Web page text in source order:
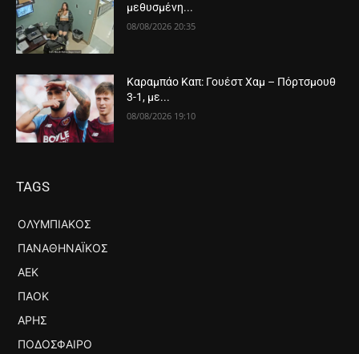
μεθυσμένη...
08/08/2026 20:35
Καραμπάο Καπ: Γουέστ Χαμ – Πόρτσμουθ
3-1, με...
08/08/2026 19:10
TAGS
ΟΛΥΜΠΙΑΚΌΣ
ΠΑΝΑΘΗΝΑΪΚΌΣ
ΑΕΚ
ΠΑΟΚ
ΆΡΗΣ
ΠΟΔΌΣΦΑΙΡΟ